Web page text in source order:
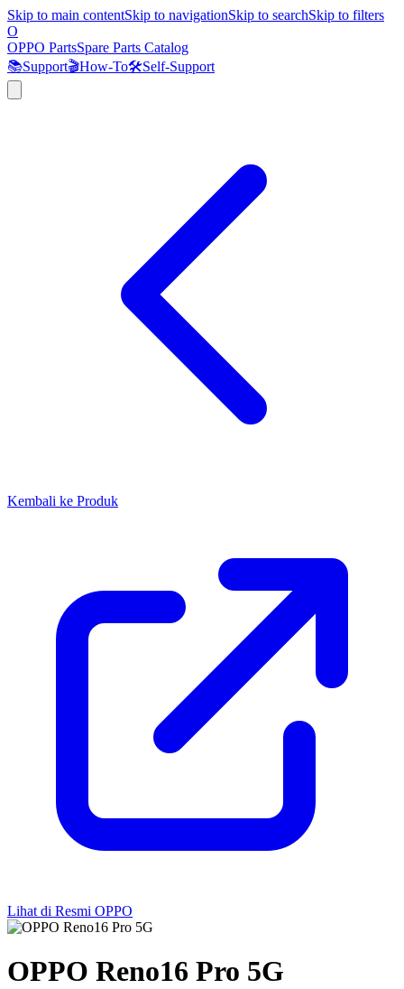
Skip to main contentSkip to navigationSkip to searchSkip to filters
O
OPPO PartsSpare Parts Catalog
📚Support🎬How-To🛠️Self-Support
Kembali ke Produk
Lihat di Resmi OPPO
OPPO Reno16 Pro 5G